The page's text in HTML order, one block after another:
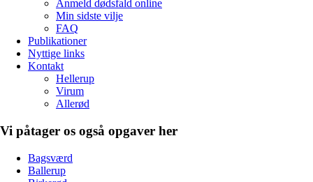
Anmeld dødsfald online
Min sidste vilje
FAQ
Publikationer
Nyttige links
Kontakt
Hellerup
Virum
Allerød
Vi påtager os også opgaver her
Bagsværd
Ballerup